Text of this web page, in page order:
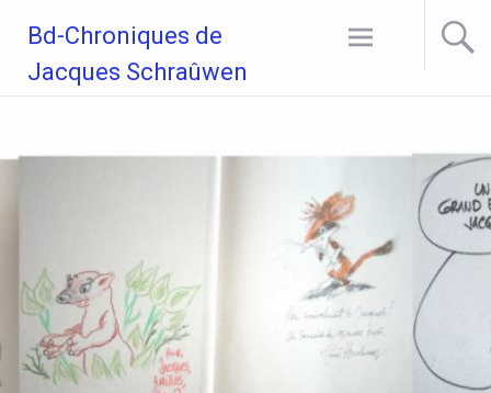
contenu
principal
Bd-Chroniques de
Jacques Schraûwen